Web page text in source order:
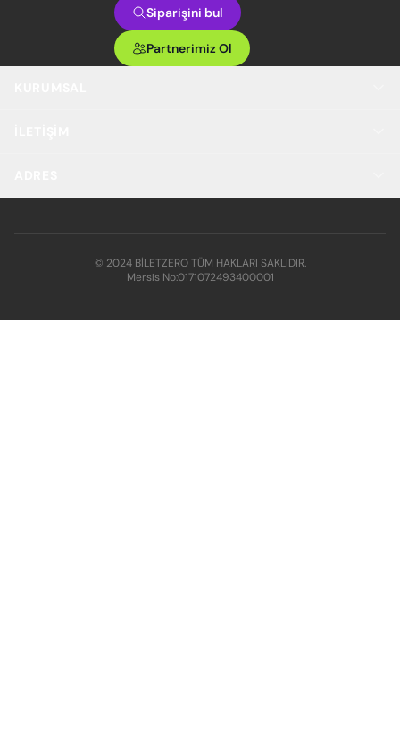
Siparişini bul
Partnerimiz Ol
© 2024 BİLETZERO TÜM HAKLARI SAKLIDIR.
Mersis No:0171072493400001